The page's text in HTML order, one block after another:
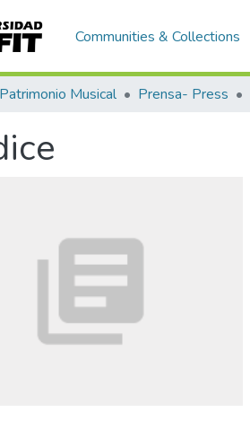
Communities & Collections
Patrimonio Musical Prensa- Press